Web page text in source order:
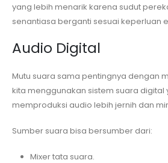
yang lebih menarik karena sudut
senantiasa berganti sesuai keperluan
Audio Digital
Mutu suara sama pentingnya dengan
kita menggunakan sistem suara digital
memproduksi audio lebih jernih dan
Sumber suara bisa bersumber dari:
Mixer tata suara.